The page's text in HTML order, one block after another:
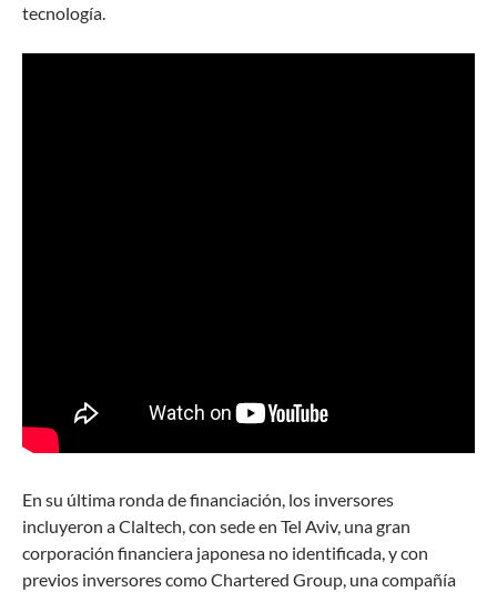
tecnología.
En su última ronda de financiación, los inversores
incluyeron a Claltech, con sede en Tel Aviv, una gran
corporación financiera japonesa no identificada, y con
previos inversores como Chartered Group, una compañía